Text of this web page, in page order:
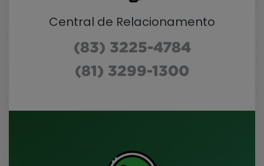
Central de Relacionamento
(83) 3225-4784
(81) 3299-1300